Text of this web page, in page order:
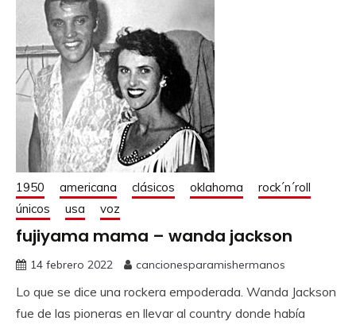
1950 americana clásicos oklahoma
rock´n´roll
únicos
usa voz
fujiyama mama – wanda jackson
14 febrero 2022 cancionesparamishermanos
Lo que se dice una rockera empoderada. Wanda Jackson
fue de las pioneras en llevar al country donde había